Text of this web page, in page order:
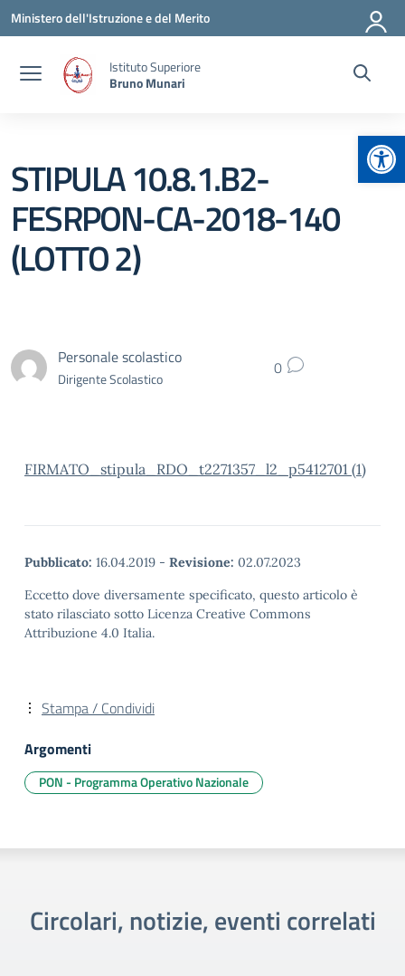
Vai ai contenuti
Vai al menu di navigazione
Vai al footer
Ministero dell'Istruzione e del Merito
Istituto Superiore
Bruno Munari
STIPULA 10.8.1.B2-
FESRPON-CA-2018-140
(LOTTO 2)
Personale scolastico
Dirigente Scolastico 0
FIRMATO_stipula_RDO_t2271357_l2_p5412701 (1)
Pubblicato: 16.04.2019 - Revisione: 02.07.2023
Eccetto dove diversamente specificato, questo articolo è
stato rilasciato sotto Licenza Creative Commons
Attribuzione 4.0 Italia.
Stampa / Condividi
Argomenti
PON - Programma Operativo Nazionale
Circolari, notizie, eventi correlati